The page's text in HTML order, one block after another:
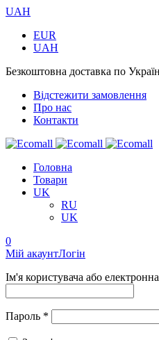
UAH
EUR
UAH
Безкоштовна доставка по
Відстежити замовлення
Про нас
Контакти
Головна
Товари
UK
RU
UK
0
Мій акаунтЛогін
Ім'я користувача або
Пароль *